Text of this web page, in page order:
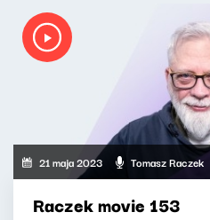
21 maja 2023 Tomasz Raczek
Raczek movie 153